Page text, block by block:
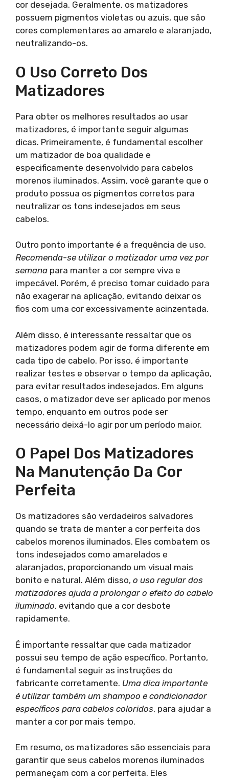
cor desejada. Geralmente, os matizadores
possuem pigmentos violetas ou azuis, que são
cores complementares ao amarelo e alaranjado,
neutralizando-os.
O Uso Correto Dos
Matizadores
Para obter os melhores resultados ao usar
matizadores, é importante seguir algumas
dicas. Primeiramente, é fundamental escolher
um matizador de boa qualidade e
especificamente desenvolvido para cabelos
morenos iluminados. Assim, você garante que o
produto possua os pigmentos corretos para
neutralizar os tons indesejados em seus
cabelos.
Outro ponto importante é a frequência de uso.
Recomenda-se utilizar o matizador uma vez por
semana para manter a cor sempre viva e
impecável. Porém, é preciso tomar cuidado para
não exagerar na aplicação, evitando deixar os
fios com uma cor excessivamente acinzentada.
Além disso, é interessante ressaltar que os
matizadores podem agir de forma diferente em
cada tipo de cabelo. Por isso, é importante
realizar testes e observar o tempo da aplicação,
para evitar resultados indesejados. Em alguns
casos, o matizador deve ser aplicado por menos
tempo, enquanto em outros pode ser
necessário deixá-lo agir por um período maior.
O Papel Dos Matizadores
Na Manutenção Da Cor
Perfeita
Os matizadores são verdadeiros salvadores
quando se trata de manter a cor perfeita dos
cabelos morenos iluminados. Eles combatem os
tons indesejados como amarelados e
alaranjados, proporcionando um visual mais
bonito e natural. Além disso, o uso regular dos
matizadores ajuda a prolongar o efeito do cabelo
iluminado, evitando que a cor desbote
rapidamente.
É importante ressaltar que cada matizador
possui seu tempo de ação específico. Portanto,
é fundamental seguir as instruções do
fabricante corretamente. Uma dica importante
é utilizar também um shampoo e condicionador
específicos para cabelos coloridos, para ajudar a
manter a cor por mais tempo.
Em resumo, os matizadores são essenciais para
garantir que seus cabelos morenos iluminados
permaneçam com a cor perfeita. Eles